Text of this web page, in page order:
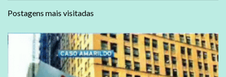
Postagens mais visitadas